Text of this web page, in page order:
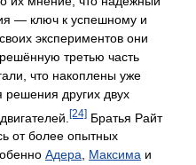
— ключ к успешному и
экспериментов они
третью часть
что накоплены уже
решения других двух
[24] Братья Райт
от более опытных
Адера, Максима и